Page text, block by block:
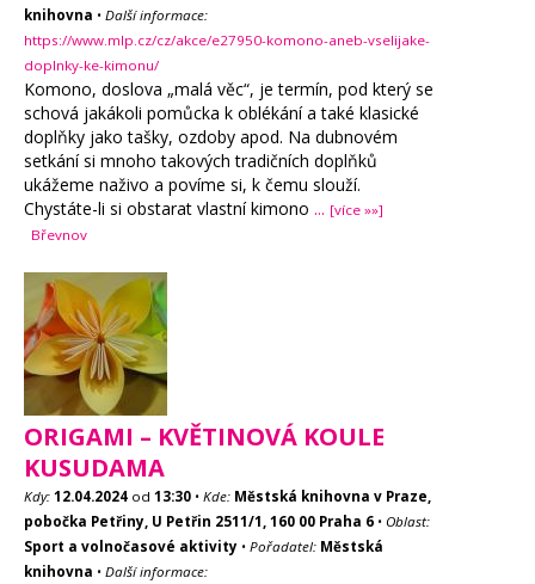
knihovna • Další informace:
https://www.mlp.cz/cz/akce/e27950-komono-aneb-vselijake-
doplnky-ke-kimonu/
Komono, doslova „malá věc“, je termín, pod který se
schová jakákoli pomůcka k oblékání a také klasické
doplňky jako tašky, ozdoby apod. Na dubnovém
setkání si mnoho takových tradičních doplňků
ukážeme naživo a povíme si, k čemu slouží.
Chystáte-li si obstarat vlastní kimono ... [více »»]
Břevnov
ORIGAMI – KVĚTINOVÁ KOULE
KUSUDAMA
Kdy: 12.04.2024 od 13:30 • Kde: Městská knihovna v Praze,
pobočka Petřiny, U Petřin 2511/1, 160 00 Praha 6 • Oblast:
Sport a volnočasové aktivity • Pořadatel: Městská
knihovna • Další informace: